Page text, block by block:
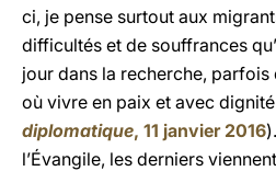
ci, je pense surtout aux
difficultés et de souffrances
jour dans la recherche, parfois
où vivre en paix et avec
diplomatique, 11 janvier 2016
l’Évangile, les derniers